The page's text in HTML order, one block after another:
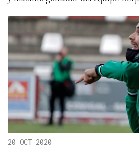
20 OCT 2020